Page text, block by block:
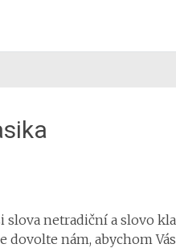
slova netradiční a slovo
dovolte nám, abychom